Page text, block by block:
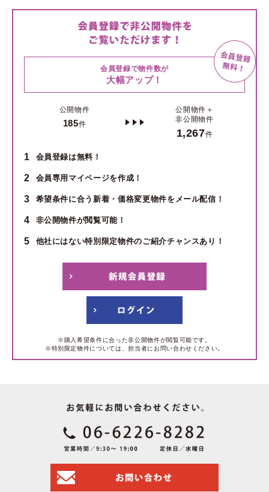
会員登録で物件数が
大幅アップ！
公開物件
185件
公開物件＋
非公開物件
1,267件
1 会員登録は無料！
2 会員専用マイページを作成！
3 希望条件に合う新着・価格変更物件をメール配信！
4 非公開物件が閲覧可能！
5 他社にはない特別限定物件のご紹介チャンスあり！
※購入希望条件に合った非公開物件が閲覧可能です。
※特別限定物件については、担当者にお問い合わせください。